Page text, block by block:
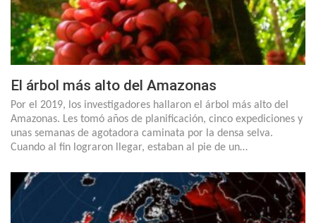
El árbol más alto del Amazonas
Por el 2019, los investigadores hallaron el árbol más alto del
Amazonas. Les tomó años de planificación, cinco expediciones y
unas semanas de agotadora caminata por la densa selva.
Cuando al fin lograron llegar, estaban al pie de un…